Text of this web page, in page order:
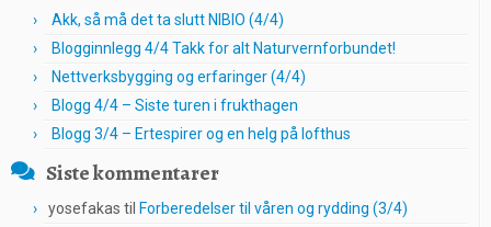
Akk, så må det ta slutt NIBIO (4/4)
Blogginnlegg 4/4 Takk for alt Naturvernforbundet!
Nettverksbygging og erfaringer (4/4)
Blogg 4/4 – Siste turen i frukthagen
Blogg 3/4 – Ertespirer og en helg på lofthus
Siste kommentarer
yosefakas til Forberedelser til våren og rydding (3/4)